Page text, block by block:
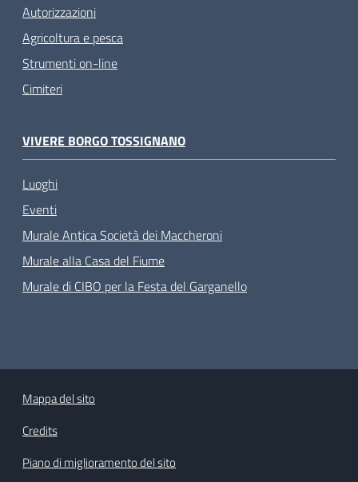
Autorizzazioni
Agricoltura e pesca
Strumenti on-line
Cimiteri
VIVERE BORGO TOSSIGNANO
Luoghi
Eventi
Murale Antica Società dei Maccheroni
Murale alla Casa del Fiume
Murale di CIBO per la Festa del Garganello
Mappa del sito
Credits
Piano di miglioramento del sito